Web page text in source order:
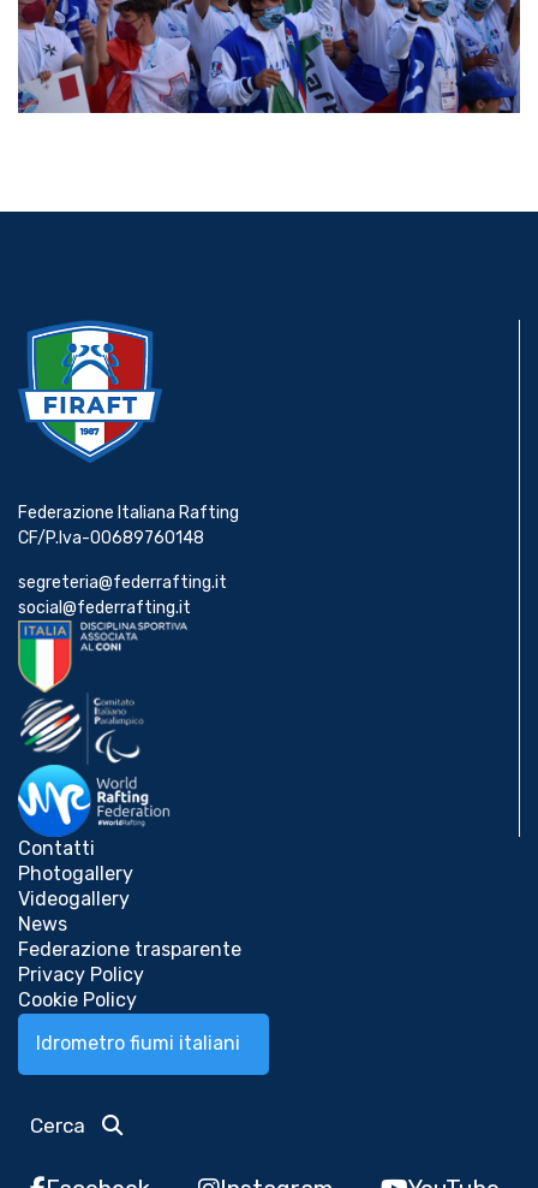
Federazione Italiana Rafting
CF/P.Iva-00689760148
segreteria@federrafting.it
social@federrafting.it
Contatti
Photogallery
Videogallery
News
Federazione trasparente
Privacy Policy
Cookie Policy
Idrometro fiumi italiani
Cerca